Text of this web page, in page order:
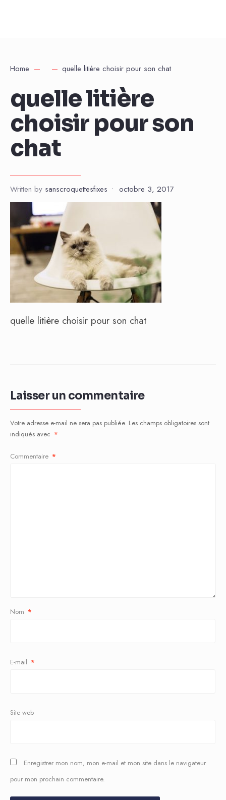
Home quelle litière choisir pour son chat
quelle litière
choisir pour son
chat
Written by sanscroquettesfixes • octobre 3, 2017
quelle litière choisir pour son chat
Laisser un commentaire
Votre adresse e-mail ne sera pas publiée. Les champs obligatoires sont
indiqués avec *
Commentaire *
Nom *
E-mail *
Site web
Enregistrer mon nom, mon e-mail et mon site dans le navigateur
pour mon prochain commentaire.